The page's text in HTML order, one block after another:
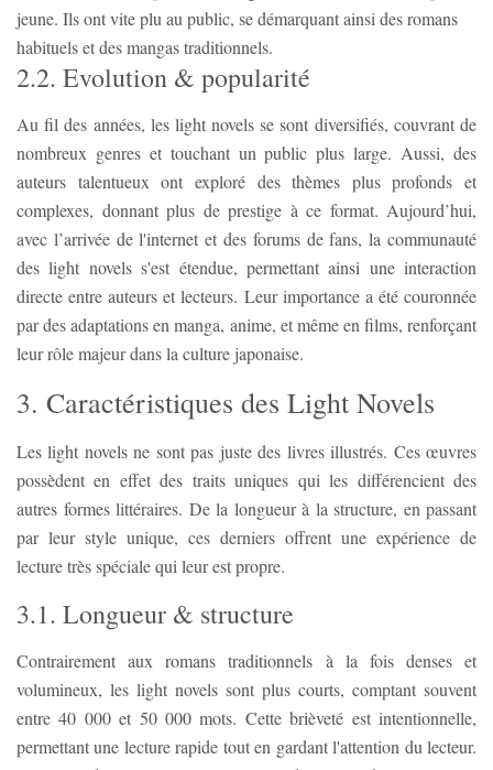
jeune. Ils ont vite plu au public, se démarquant ainsi des romans
habituels et des mangas traditionnels.
2.2. Evolution & popularité
Au fil des années, les light novels se sont diversifiés, couvrant de
nombreux genres et touchant un public plus large. Aussi, des
auteurs talentueux ont exploré des thèmes plus profonds et
complexes, donnant plus de prestige à ce format. Aujourd’hui,
avec l’arrivée de l'internet et des forums de fans, la communauté
des light novels s'est étendue, permettant ainsi une interaction
directe entre auteurs et lecteurs. Leur importance a été couronnée
par des adaptations en manga, anime, et même en films, renforçant
leur rôle majeur dans la culture japonaise.
3. Caractéristiques des Light Novels
Les light novels ne sont pas juste des livres illustrés. Ces œuvres
possèdent en effet des traits uniques qui les différencient des
autres formes littéraires. De la longueur à la structure, en passant
par leur style unique, ces derniers offrent une expérience de
lecture très spéciale qui leur est propre.
3.1. Longueur & structure
Contrairement aux romans traditionnels à la fois denses et
volumineux, les light novels sont plus courts, comptant souvent
entre 40 000 et 50 000 mots. Cette brièveté est intentionnelle,
permettant une lecture rapide tout en gardant l'attention du lecteur.